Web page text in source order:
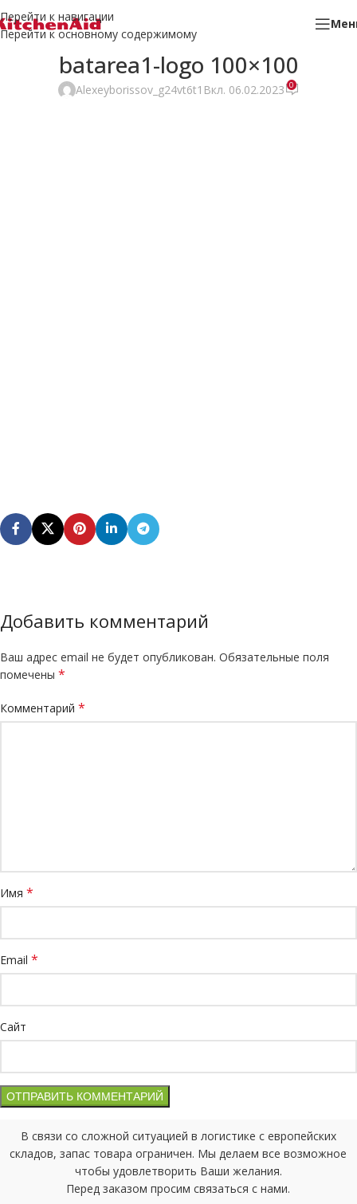
Перейти к навигации
Перейти к основному содержимому
batarea1-logo 100×100
Alexeyborissov_g24vt6t1 Вкл. 06.02.2023 0
Добавить комментарий
Ваш адрес email не будет опубликован. Обязательные поля
помечены *
Комментарий *
Имя *
Email *
Сайт
В связи со сложной ситуацией в логистике с европейских
складов, запас товара ограничен. Мы делаем все возможное
чтобы удовлетворить Ваши желания.
Перед заказом просим связаться с нами.